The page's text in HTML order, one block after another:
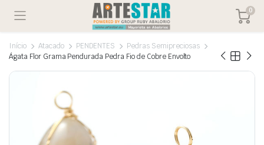
0
Início Atacado PENDENTES
Pedras Semipreciosas
Ágata Flor Grama Pendurada Pedra Fio de Cobre Envolto